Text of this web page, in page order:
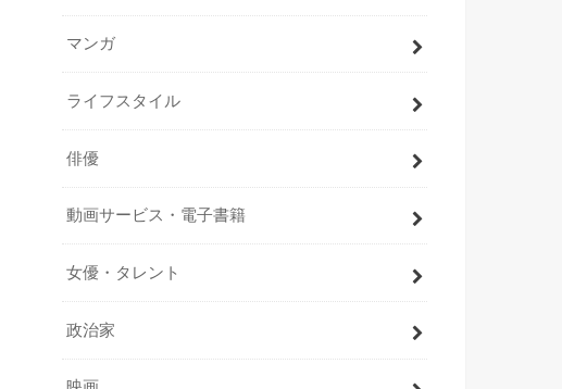
マンガ
ライフスタイル
俳優
動画サービス・電子書籍
女優・タレント
政治家